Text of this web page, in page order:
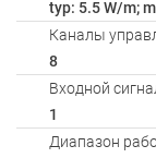
typ: 5.5 W/m;
Каналы
8
Входной
1
Диапазон